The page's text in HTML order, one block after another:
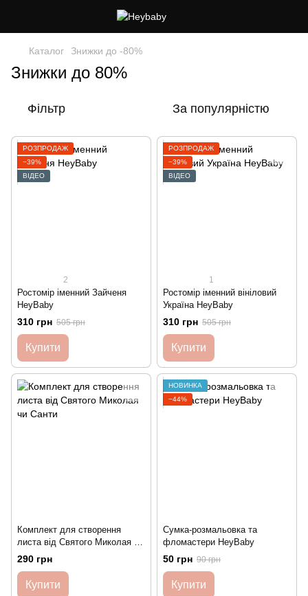
Каталог Знижки до -80%
Знижки до 80%
Фільтр За популярністю
РОЗПРОДАЖ
−39%
ВІДЕО
2
Ростомір іменний Зайченя
HeyBaby
310 грн 505 грн
Купити
РОЗПРОДАЖ
−39%
ВІДЕО
1
Ростомір іменний вініловий
Україна HeyBaby
310 грн 505 грн
Купити
Комплект для створення
листа від Святого Миколая чи
Санти
290 грн
Купити
НОВИНКА
−44%
Сумка-розмальовка та
фломастери HeyBaby
50 грн 90 грн
Купити